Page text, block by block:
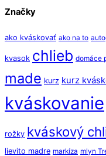
Značky
ako kváskovať ako na to
kvasok chlieb domáce
made kurz kurz
kváskovanie
rožky kváskový
lievito madre markíza mlyn